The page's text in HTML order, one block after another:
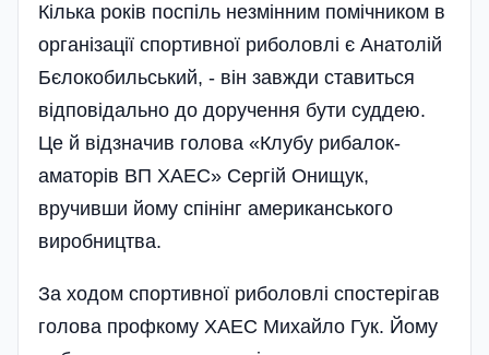
Кілька років поспіль незмінним помічником в
організації спортивної риболовлі є Анатолій
Бєлокобильський, - він завжди ставиться
відповідально до доручення бути суддею.
Це й відзначив голова «Клубу рибалок-
аматорів ВП ХАЕС» Сергій Онищук,
вручивши йому спінінг американського
виробництва.
За ходом спортивної риболовлі спостерігав
голова профкому ХАЕС Михайло Гук. Йому